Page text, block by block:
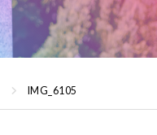
IMG_6105